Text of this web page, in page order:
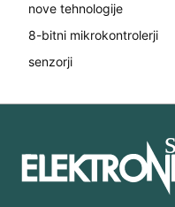
nove tehnologije
8-bitni mikrokontrolerji
senzorji